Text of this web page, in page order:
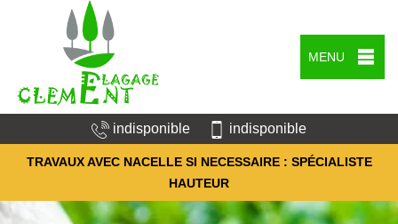
MENU
indisponible indisponible
TRAVAUX AVEC NACELLE SI NECESSAIRE : SPÉCIALISTE
HAUTEUR